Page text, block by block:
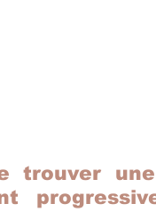
trouver